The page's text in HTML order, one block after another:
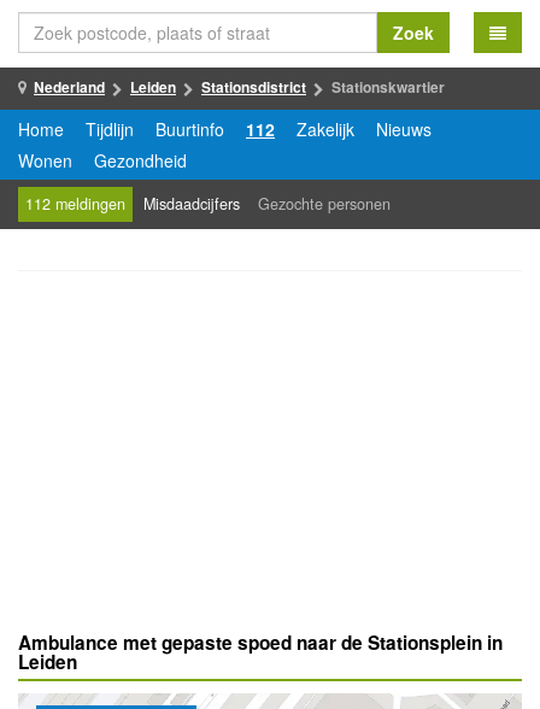
Zoek
Nederland Leiden Stationsdistrict Stationskwartier
Home Tijdlijn Buurtinfo 112 Zakelijk
Nieuws
Wonen
Gezondheid
112 meldingen Misdaadcijfers Gezochte personen
Ambulance met gepaste spoed naar de Stationsplein in
Leiden